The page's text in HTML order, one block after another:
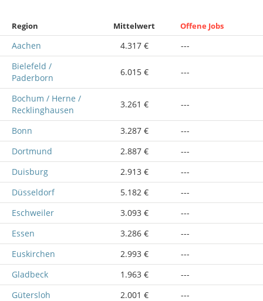
Region Mittelwert Offene Jobs
Aachen 4.317 €
---
Bielefeld /
Paderborn
6.015 € ---
Bochum / Herne /
Recklinghausen
3.261 € ---
Bonn 3.287 €
---
Dortmund
2.887 €
---
Duisburg
2.913 €
---
Düsseldorf
5.182 €
---
Eschweiler
3.093 €
---
Essen
3.286 €
---
Euskirchen
2.993 €
---
Gladbeck
1.963 €
---
Gütersloh
2.001 €
---